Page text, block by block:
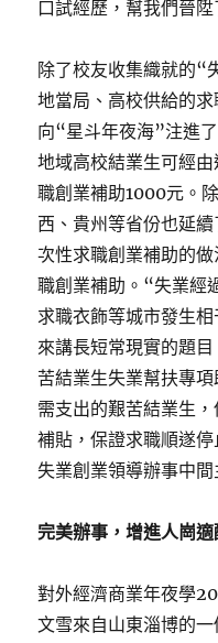
口試經歷，幫我們晉
除了校友收集織就的“
地當局、高校供給的
向“星斗年夜海”注進
地域高校結業生可經
職創業補助1000元。
西、貴州等省份也延
次性求職創業補助的
職創業補助。“失業經
求職衣飾等城市發生
來講長短常現實的題
苦結業生失業幫扶專
需支出的艱苦結業生
補貼，保證求職順遂
失業創業領導辦事中間
完美辦事，增進人崗適
對外經濟商業年夜學
文雪來自山東淄博的